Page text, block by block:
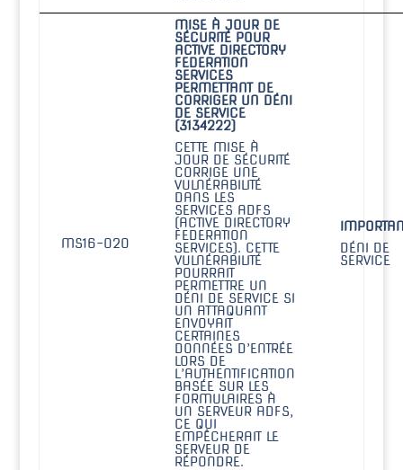
MS16-020
MISE À JOUR DE
SÉCURITÉ POUR
ACTIVE DIRECTORY
FEDERATION
SERVICES
PERMETTANT DE
CORRIGER UN DÉNI
DE SERVICE
(3134222)
CETTE MISE À
JOUR DE SÉCURITÉ
CORRIGE UNE
VULNÉRABILITÉ
DANS LES
SERVICES ADFS
(ACTIVE DIRECTORY
FEDERATION
SERVICES). CETTE
VULNÉRABILITÉ
POURRAIT
PERMETTRE UN
DÉNI DE SERVICE SI
UN ATTAQUANT
ENVOYAIT
CERTAINES
DONNÉES D’ENTRÉE
LORS DE
L’AUTHENTIFICATION
BASÉE SUR LES
FORMULAIRES À
UN SERVEUR ADFS,
CE QUI
EMPÊCHERAIT LE
SERVEUR DE
RÉPONDRE.
DÉNI DE
SERVICE